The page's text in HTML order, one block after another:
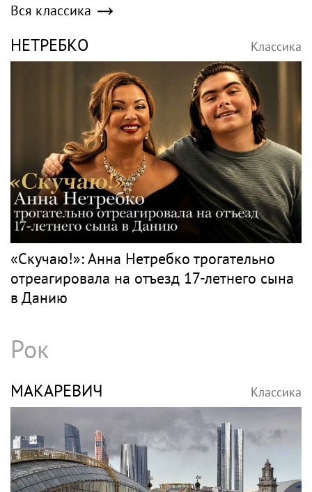
Вся классика
НЕТРЕБКО Классика
«Скучаю!»: Анна Нетребко трогательно
отреагировала на отъезд 17-летнего сына
в Данию
Рок
МАКАРЕВИЧ Классика